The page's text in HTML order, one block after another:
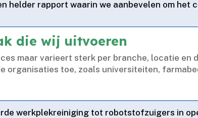
helder rapport waarin we aanbevelen om het
die wij uitvoeren
maar varieert sterk per branche, locatie en
organisaties toe, zoals universiteiten,
werkplekreiniging tot robotstofzuigers in